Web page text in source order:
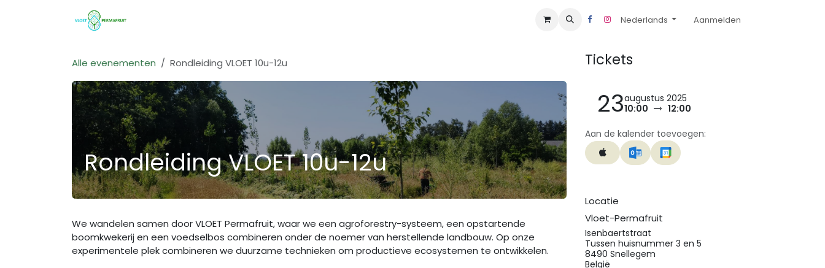
Nederlands Aanmelden
Alle evenementen Rondleiding VLOET 10u-12u
Rondleiding VLOET 10u-12u
We wandelen samen door VLOET Permafruit, waar we een agroforestry-systeem, een opstartende
boomkwekerij en een voedselbos combineren onder de noemer van herstellende landbouw. Op onze
experimentele plek combineren we duurzame technieken om productieve ecosystemen te ontwikkelen.
Tickets
23augustus 2025
10:00
12:00
Aan de kalender toevoegen:
Locatie
Vloet-Permafruit
Isenbaertstraat
Tussen huisnummer 3 en 5
8490 Snellegem
België